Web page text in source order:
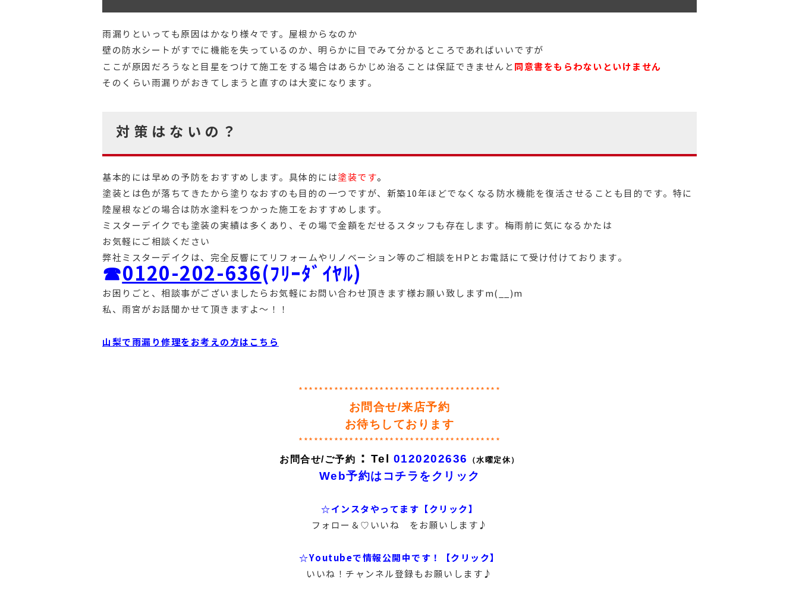
雨漏りといっても原因はかなり様々です。屋根からなのか
壁の防水シートがすでに機能を失っているのか、明らかに目でみて分かるところであればいいですが
ここが原因だろうなと目星をつけて施工をする場合はあらかじめ治ることは保証できませんと 同意書をもらわないといけません
そのくらい雨漏りがおきてしまうと直すのは大変になります。
対策はないの？
基本的には早めの予防をおすすめします。具体的には塗装です。
塗装とは色が落ちてきたから塗りなおすのも目的の一つですが、新築10年ほどでなくなる防水機能を復活させることも目的です。特に
陸屋根などの場合は防水塗料をつかった施工をおすすめします。
ミスターデイクでも塗装の実績は多くあり、その場で金額をだせるスタッフも存在します。梅雨前に気になるかたは
お気軽にご相談ください
弊社ミスターデイクは、完全反響にてリフォームやリノベーション等のご相談をHPとお電話にて受け付けております。
☎0120-202-636(ﾌﾘｰﾀﾞｲﾔﾙ)
お困りごと、相談事がございましたらお気軽にお問い合わせ頂きます様お願い致しますm(__)m
私、雨宮がお話聞かせて頂きますよ～！！
山梨で雨漏り修理をお考えの方はこちら
****************************************
お問合せ/来店予約
お待ちしております
****************************************
お問合せ/ご予約 ： Tel 0120202636 （水曜定休）
Web予約はコチラをクリック
☆インスタやってます【クリック】
フォロー＆♡いいね をお願いします♪
☆Youtubeで情報公開中です！【クリック】
いいね！チャンネル登録もお願いします♪